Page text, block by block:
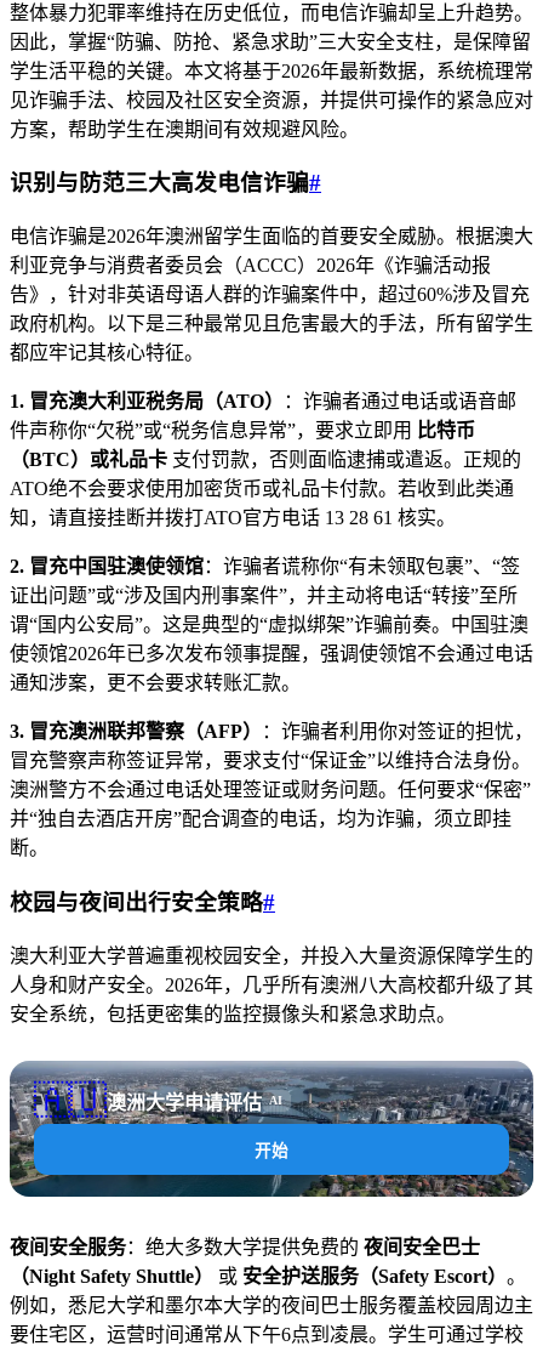
整体暴力犯罪率维持在历史低位，而电信诈骗却呈上升趋势。
因此，掌握“防骗、防抢、紧急求助”三大安全支柱，是保障留
学生活平稳的关键。本文将基于2026年最新数据，系统梳理常
见诈骗手法、校园及社区安全资源，并提供可操作的紧急应对
方案，帮助学生在澳期间有效规避风险。
识别与防范三大高发电信诈骗#
电信诈骗是2026年澳洲留学生面临的首要安全威胁。根据澳大
利亚竞争与消费者委员会（ACCC）2026年《诈骗活动报
告》，针对非英语母语人群的诈骗案件中，超过60%涉及冒充
政府机构。以下是三种最常见且危害最大的手法，所有留学生
都应牢记其核心特征。
1. 冒充澳大利亚税务局（ATO）
：诈骗者通过电话或语音邮
件声称你“欠税”或“税务信息异常”，要求立即用
比特币
（BTC）或礼品卡 支付罚款，否则面临逮捕或遣返。正规的
ATO绝不会要求使用加密货币或礼品卡付款。若收到此类通
知，请直接挂断并拨打ATO官方电话 13 28 61 核实。
2. 冒充中国驻澳使领馆：诈骗者谎称你“有未领取包裹”、“签
证出问题”或“涉及国内刑事案件”，并主动将电话“转接”至所
谓“国内公安局”。这是典型的“虚拟绑架”诈骗前奏。中国驻澳
使领馆2026年已多次发布领事提醒，强调使领馆不会通过电话
通知涉案，更不会要求转账汇款。
3. 冒充澳洲联邦警察（AFP）
：诈骗者利用你对签证的担忧，
冒充警察声称签证异常，要求支付“保证金”以维持合法身份。
澳洲警方不会通过电话处理签证或财务问题。任何要求“保密”
并“独自去酒店开房”配合调查的电话，均为诈骗，须立即挂
断。
校园与夜间出行安全策略#
澳大利亚大学普遍重视校园安全，并投入大量资源保障学生的
人身和财产安全。2026年，几乎所有澳洲八大高校都升级了其
安全系统，包括更密集的监控摄像头和紧急求助点。
🇦🇺澳洲大学申请评估 AI
开始
夜间安全服务：绝大多数大学提供免费的 夜间安全巴士
（Night Safety Shuttle）
或 安全护送服务（Safety Escort） 。
例如，悉尼大学和墨尔本大学的夜间巴士服务覆盖校园周边主
要住宅区，运营时间通常从下午6点到凌晨。学生可通过学校